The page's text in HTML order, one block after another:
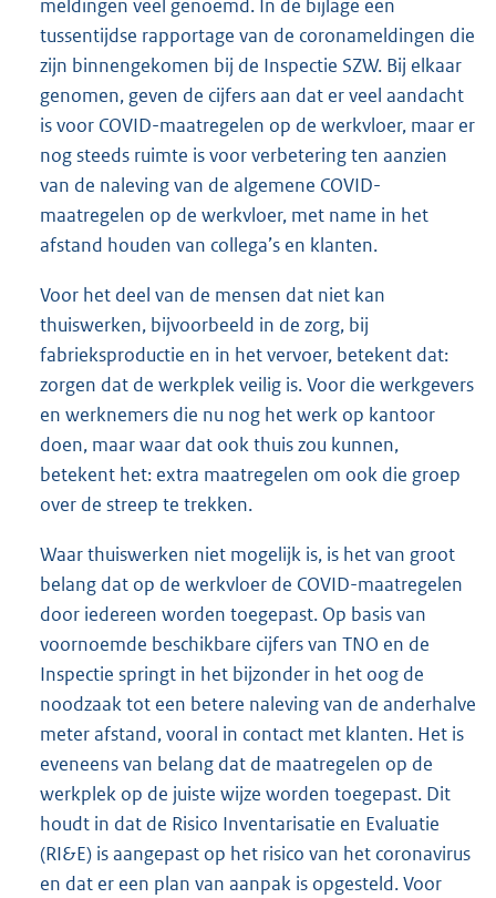
meldingen veel genoemd. In de bijlage een
tussentijdse rapportage van de coronameldingen die
zijn binnengekomen bij de Inspectie SZW. Bij elkaar
genomen, geven de cijfers aan dat er veel aandacht
is voor COVID-maatregelen op de werkvloer, maar er
nog steeds ruimte is voor verbetering ten aanzien
van de naleving van de algemene COVID-
maatregelen op de werkvloer, met name in het
afstand houden van collega’s en klanten.
Voor het deel van de mensen dat niet kan
thuiswerken, bijvoorbeeld in de zorg, bij
fabrieksproductie en in het vervoer, betekent dat:
zorgen dat de werkplek veilig is. Voor die werkgevers
en werknemers die nu nog het werk op kantoor
doen, maar waar dat ook thuis zou kunnen,
betekent het: extra maatregelen om ook die groep
over de streep te trekken.
Waar thuiswerken niet mogelijk is, is het van groot
belang dat op de werkvloer de COVID-maatregelen
door iedereen worden toegepast. Op basis van
voornoemde beschikbare cijfers van TNO en de
Inspectie springt in het bijzonder in het oog de
noodzaak tot een betere naleving van de anderhalve
meter afstand, vooral in contact met klanten. Het is
eveneens van belang dat de maatregelen op de
werkplek op de juiste wijze worden toegepast. Dit
houdt in dat de Risico Inventarisatie en Evaluatie
(RI&E) is aangepast op het risico van het coronavirus
en dat er een plan van aanpak is opgesteld. Voor